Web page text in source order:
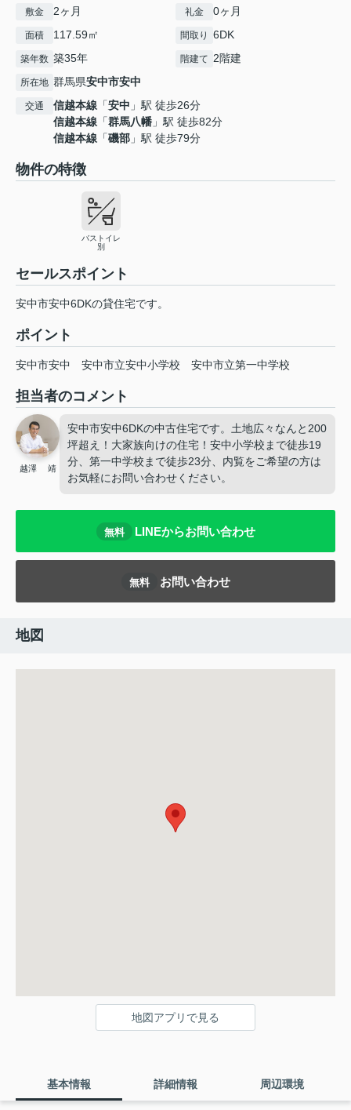
敷金 2ヶ月 礼金 0ヶ月
面積 117.59㎡ 間取り 6DK
築年数 築35年 階建て 2階建
所在地 群馬県安中市安中
交通 信越本線 「安中 」駅 徒歩26分
信越本線 「群馬八幡 」駅 徒歩82分
信越本線 「磯部 」駅 徒歩79分
物件の特徴
バストイレ
別
セールスポイント
安中市安中6DKの貸住宅です。
ポイント
安中市安中 安中市立安中小学校 安中市立第一中学校
担当者のコメント
越澤 靖
安中市安中6DKの中古住宅です。土地広々なんと200
坪超え！大家族向けの住宅！安中小学校まで徒歩19
分、第一中学校まで徒歩23分、内覧をご希望の方は
お気軽にお問い合わせください。
無料 LINEからお問い合わせ
無料 お問い合わせ
地図
地図アプリで見る
基本情報 詳細情報 周辺環境